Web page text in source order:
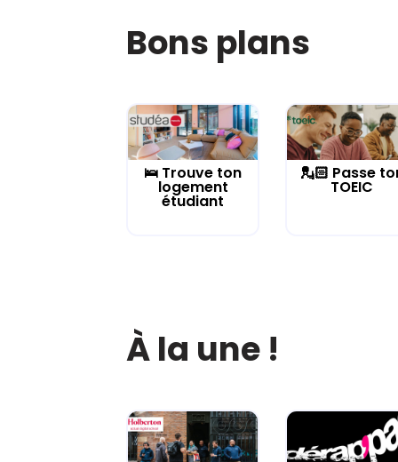
Bons plans
🛌 Trouve ton
logement
étudiant
💂🏻 Passe
TOEIC
À la une !